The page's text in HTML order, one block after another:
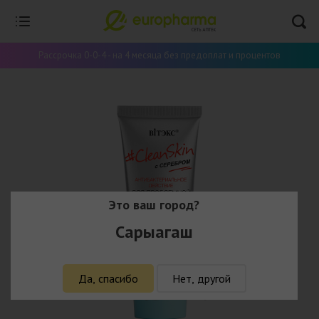
Рассрочка 0-0-4 - на 4 месяца без предоплат и процентов
Это ваш город?
Сарыагаш
Да, спасибо Нет, другой